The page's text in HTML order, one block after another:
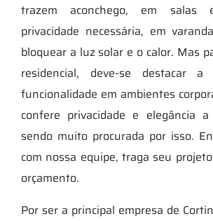
trazem aconchego, em salas
privacidade necessária, em
bloquear a luz solar e o calor. Mas
residencial, deve-se destacar a
funcionalidade em ambientes
confere privacidade e elegância
sendo muito procurada por isso.
com nossa equipe, traga seu
orçamento.
Por ser a principal empresa de